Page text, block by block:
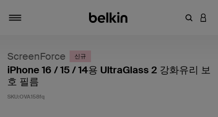
키워드
ScreenForce 신규
iPhone 16 / 15 / 14용 UltraGlass 2 강화유리 보
호 필름
SKU:OVA158fq